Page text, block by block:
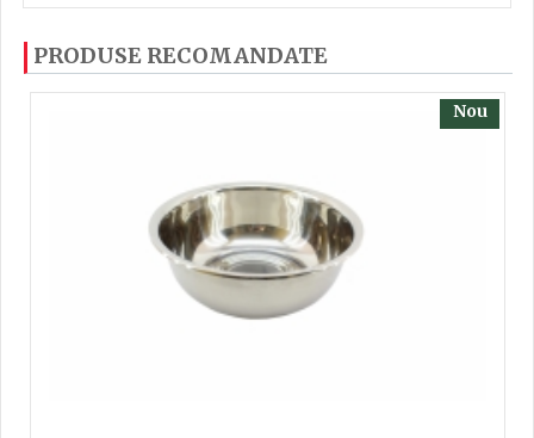
cu ajutorul steluțelor, și scrieți părerea dvs. Pentru
a putea să scrieți părerea trebuie să fiți înregistrat.
PRODUSE RECOMANDATE
Nou